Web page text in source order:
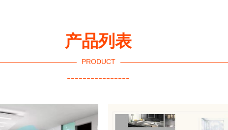
产品列表
PRODUCT
----------------